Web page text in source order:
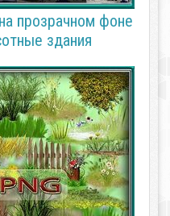
прозрачном фоне
здания